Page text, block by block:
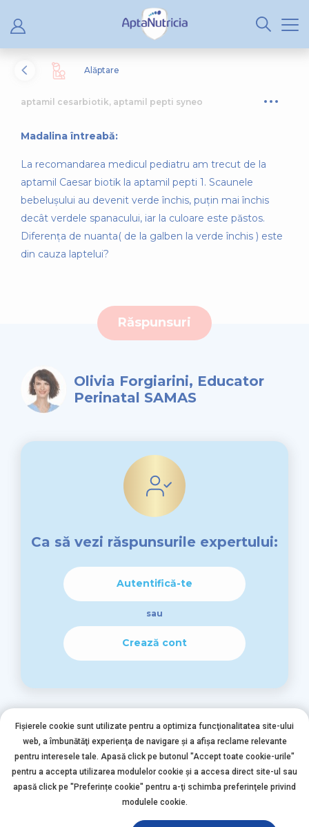
Alăptare
aptamil cesarbiotik, aptamil pepti syneo
Madalina întreabă:
La recomandarea medicul pediatru am trecut de la
aptamil Caesar biotik la aptamil pepti 1. Scaunele
bebelușului au devenit verde închis, puțin mai închis
decât verdele spanacului, iar la culoare este păstos.
Diferența de nuanta( de la galben la verde închis ) este
din cauza laptelui?
Răspunsuri
Olivia Forgiarini, Educator
Perinatal SAMAS
Ca să vezi răspunsurile expertului:
Autentifică-te
sau
Crează cont
Alte întrebări asemănătoare
Fișierele cookie sunt utilizate pentru a optimiza funcţionalitatea site-ului
web, a îmbunătăţi experienţa de navigare şi a afişa reclame relevante
pentru interesele tale. Apasă click pe butonul "Accept toate cookie-urile"
pentru a accepta utilizarea modulelor cookie şi a accesa direct site-ul sau
apasă click pe "Preferințe cookie" pentru a-ţi schimba preferinţele privind
modulele cookie.